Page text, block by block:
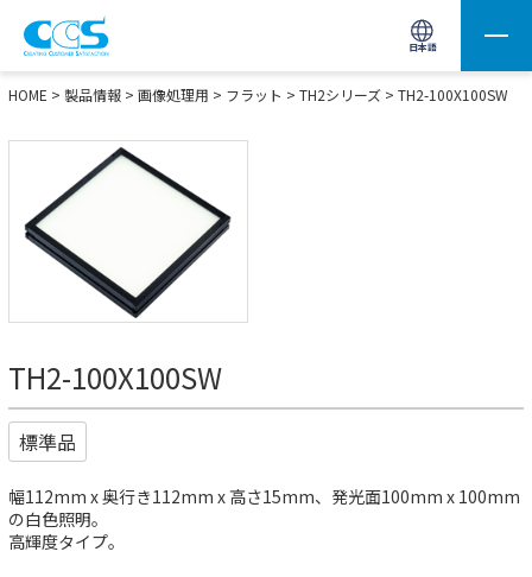
日本語
画像処理用の製品検索 サイト内検索(Enterで実行)
HOME > 製品情報 > 画像処理用 > フラット > TH2シリーズ > TH2-100X100SW
TH2-100X100SW
標準品
幅112mm x 奥行き112mm x 高さ15mm、発光面100mm x 100mm
の白色照明。
高輝度タイプ。